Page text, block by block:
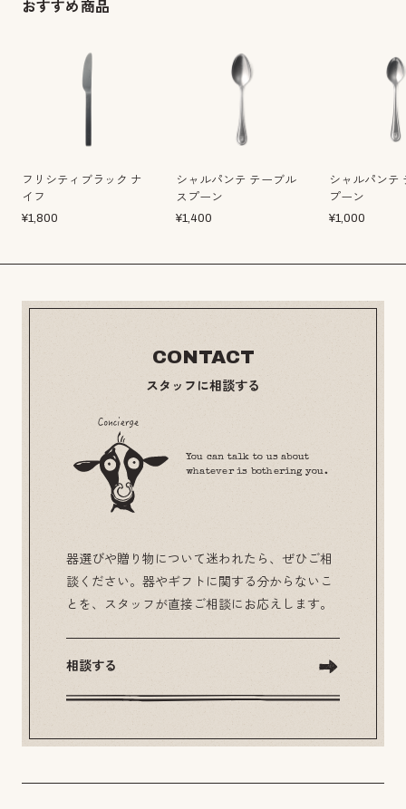
おすすめ商品
フリシティブラック ナ
イフ
¥1,800
シャルパンテ テーブル
スプーン
¥1,400
シャルパンテ
プーン
¥1,000
CONTACT
スタッフに相談する
You can talk to us about
whatever is bothering you.
器選びや贈り物について迷われたら、ぜひご相
談ください。器やギフトに関する分からないこ
とを、スタッフが直接ご相談にお応えします。
相談する